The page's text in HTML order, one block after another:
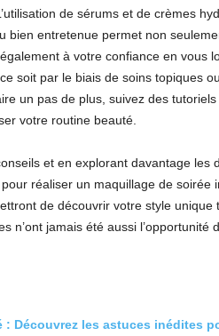
de sérums et de crèmes
bien entretenue permet non
à votre confiance en vous
soit par le biais de soins topiques
un pas de plus, suivez des
votre routine beauté.
et en explorant davantage les
réaliser un maquillage de soirée
de découvrir votre style
n’ont jamais été aussi
: Découvrez les astuces inédites